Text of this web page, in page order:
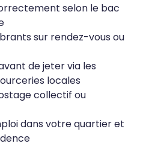
selon le bac
sur rendez-vous ou
de jeter via les
locales
collectif ou
dans votre quartier et